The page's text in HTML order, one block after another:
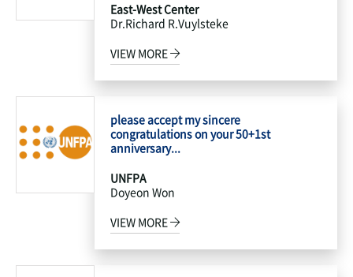
East-West Center
Dr.Richard R.Vuylsteke
VIEW MORE
please accept my sincere
congratulations on your 50+1st
anniversary...
UNFPA
Doyeon Won
VIEW MORE